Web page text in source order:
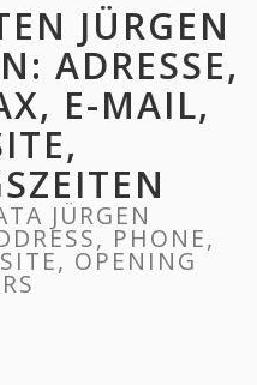
JÜRGEN
ADRESSE,
E-MAIL,
JÜRGEN
PHONE,
OPENING